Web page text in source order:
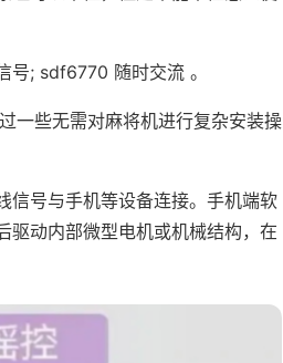
号; sdf6770 随时交流 。
一些无需对麻将机进行复杂安装操
信号与手机等设备连接。手机端软
驱动内部微型电机或机械结构，在